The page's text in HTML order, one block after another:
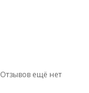
Отзывов ещё нет